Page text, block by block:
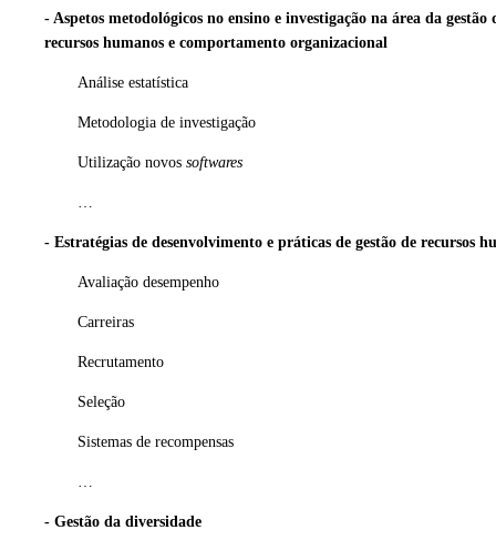
- Aspetos metodológicos no ensino e investigação na área da gestão
recursos humanos e comportamento organizacional
Análise estatística
Metodologia de investigação
Utilização novos softwares
- Estratégias de desenvolvimento e práticas de gestão de recursos
Avaliação desempenho
Carreiras
Recrutamento
Seleção
Sistemas de recompensas
- Gestão da diversidade